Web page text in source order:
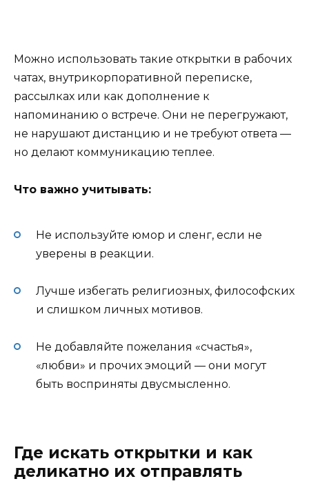
Можно использовать такие открытки в рабочих
чатах, внутрикорпоративной переписке,
рассылках или как дополнение к
напоминанию о встрече. Они не перегружают,
не нарушают дистанцию и не требуют ответа —
но делают коммуникацию теплее.
Что важно учитывать:
Не используйте юмор и сленг, если не
уверены в реакции.
Лучше избегать религиозных, философских
и слишком личных мотивов.
Не добавляйте пожелания «счастья»,
«любви» и прочих эмоций — они могут
быть восприняты двусмысленно.
Где искать открытки и как
деликатно их отправлять